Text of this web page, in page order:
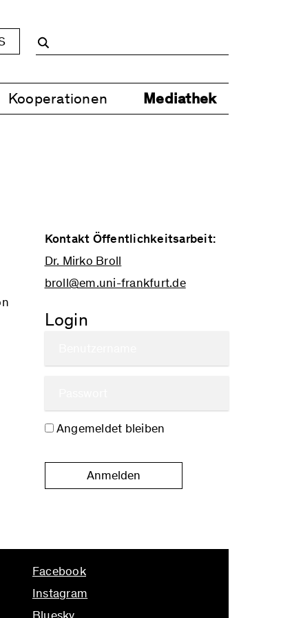
Kooperationen
Mediathek
Kontakt Öffentlichkeitsarbeit:
Dr. Mirko Broll
broll@em.uni-frankfurt.de
Login
Angemeldet bleiben
Anmelden
Facebook
Instagram